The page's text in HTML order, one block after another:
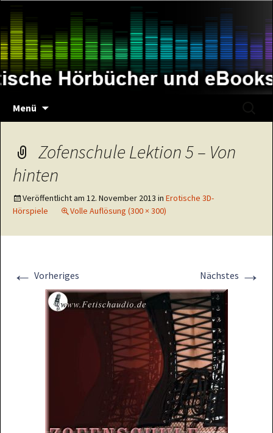
Inhalt
springen
Menü
Zofenschule Lektion 5 – Von
hinten
Veröffentlicht am 12. November 2013 in Erotische 3D-
Hörspiele
Volle Auflösung (300 × 300)
← Vorheriges Nächstes →